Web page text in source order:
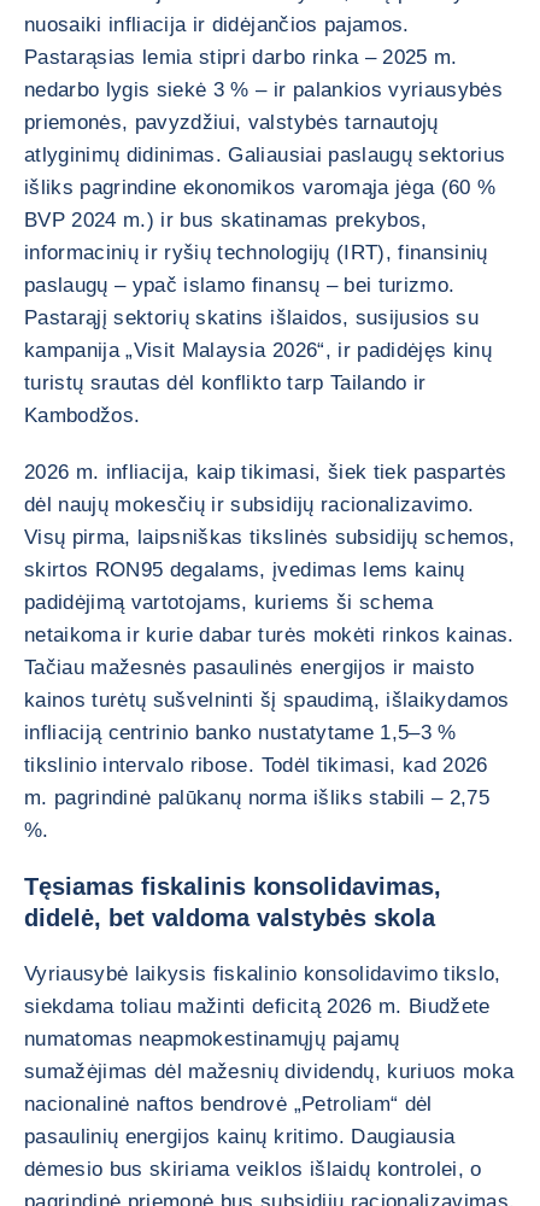
nuosaiki infliacija ir didėjančios pajamos.
Pastarąsias lemia stipri darbo rinka – 2025 m.
nedarbo lygis siekė 3 % – ir palankios vyriausybės
priemonės, pavyzdžiui, valstybės tarnautojų
atlyginimų didinimas. Galiausiai paslaugų sektorius
išliks pagrindine ekonomikos varomąja jėga (60 %
BVP 2024 m.) ir bus skatinamas prekybos,
informacinių ir ryšių technologijų (IRT), finansinių
paslaugų – ypač islamo finansų – bei turizmo.
Pastarąjį sektorių skatins išlaidos, susijusios su
kampanija „Visit Malaysia 2026“, ir padidėjęs kinų
turistų srautas dėl konflikto tarp Tailando ir
Kambodžos.
2026 m. infliacija, kaip tikimasi, šiek tiek paspartės
dėl naujų mokesčių ir subsidijų racionalizavimo.
Visų pirma, laipsniškas tikslinės subsidijų schemos,
skirtos RON95 degalams, įvedimas lems kainų
padidėjimą vartotojams, kuriems ši schema
netaikoma ir kurie dabar turės mokėti rinkos kainas.
Tačiau mažesnės pasaulinės energijos ir maisto
kainos turėtų sušvelninti šį spaudimą, išlaikydamos
infliaciją centrinio banko nustatytame 1,5–3 %
tikslinio intervalo ribose. Todėl tikimasi, kad 2026
m. pagrindinė palūkanų norma išliks stabili – 2,75
%.
Tęsiamas fiskalinis konsolidavimas,
didelė, bet valdoma valstybės skola
Vyriausybė laikysis fiskalinio konsolidavimo tikslo,
siekdama toliau mažinti deficitą 2026 m. Biudžete
numatomas neapmokestinamųjų pajamų
sumažėjimas dėl mažesnių dividendų, kuriuos moka
nacionalinė naftos bendrovė „Petroliam“ dėl
pasaulinių energijos kainų kritimo. Daugiausia
dėmesio bus skiriama veiklos išlaidų kontrolei, o